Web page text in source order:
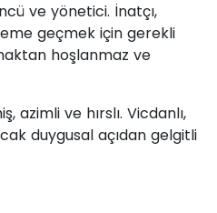
ve yönetici. İnatçı,
geçmek için gerekli
hoşlanmaz ve
azimli ve hırslı. Vicdanlı,
duygusal açıdan gelgitli